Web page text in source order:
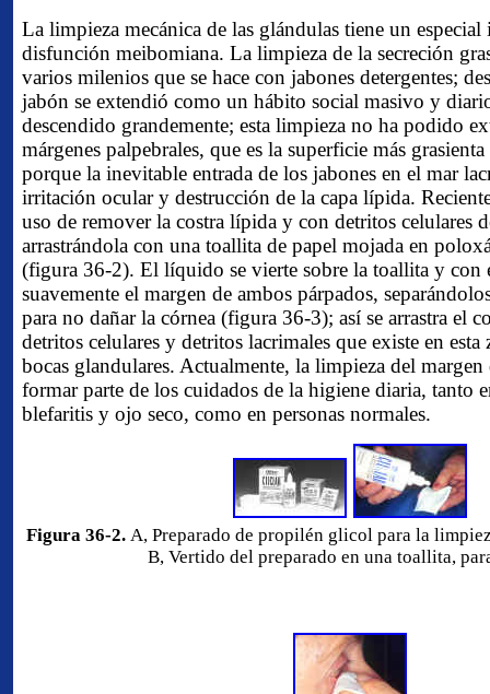
La limpieza mecánica de las glándulas tiene un
disfunción meibomiana. La limpieza de la secreción
varios milenios que se hace con jabones detergentes;
jabón se extendió como un hábito social masivo y
descendido grandemente; esta limpieza no ha podido
márgenes palpebrales, que es la superficie más
porque la inevitable entrada de los jabones en el mar
irritación ocular y destrucción de la capa lípida.
uso de remover la costra lípida y con detritos celulares
arrastrándola con una toallita de papel mojada en
(figura 36-2). El líquido se vierte sobre la toallita y con
suavemente el margen de ambos párpados,
para no dañar la córnea (figura 36-3); así se arrastra el
detritos celulares y detritos lacrimales que existe en esta
bocas glandulares. Actualmente, la limpieza del margen
formar parte de los cuidados de la higiene diaria, tanto
blefaritis y ojo seco, como en personas normales.
Figura 36-2. A, Preparado de propilén glicol para la
B, Vertido del preparado en una toallita,